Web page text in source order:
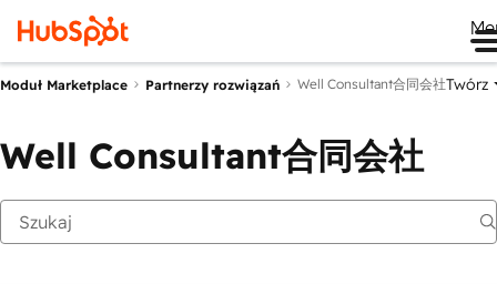
Moduł Marketplace Partnerzy rozwiązań Well Consultant合同会社Twórz
Well Consultant合同会社